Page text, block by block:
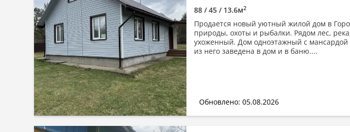
88 / 45 / 13.6м2
Продается новый уютный жилой дом в
природы, охоты и рыбалки. Рядом лес,
ухоженный. Дом одноэтажный с мансардой
из него заведена в дом и в баню....
Обновлено: 05.08.2026